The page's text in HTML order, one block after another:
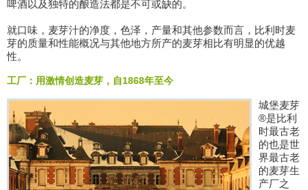
啤酒以及独特的酿造法都是不可或缺的。
就口味，麦芽汁的净度，色泽，产量和其他参数而言，比利时麦
芽的质量和性能概况与其他地方所产的麦芽相比有明显的优越
性。
工厂：用激情创造麦芽，自1868年至今
城堡麦芽
®是比利
时最古老
的也是世
界最古老
的麦芽生
产厂之